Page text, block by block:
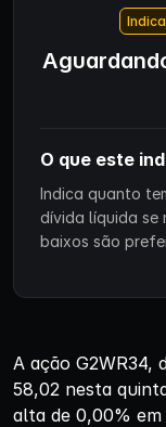
O que este
Indica quanto
dívida líquida se
baixos são
A ação G2WR34,
58,02 nesta
alta de 0,00%